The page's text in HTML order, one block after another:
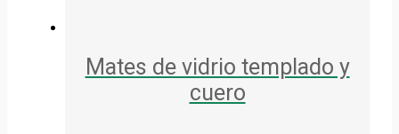
Mates de vidrio templado y
cuero